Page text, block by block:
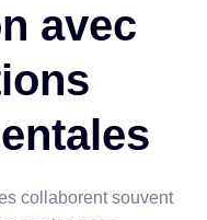
avec
collaborent souvent